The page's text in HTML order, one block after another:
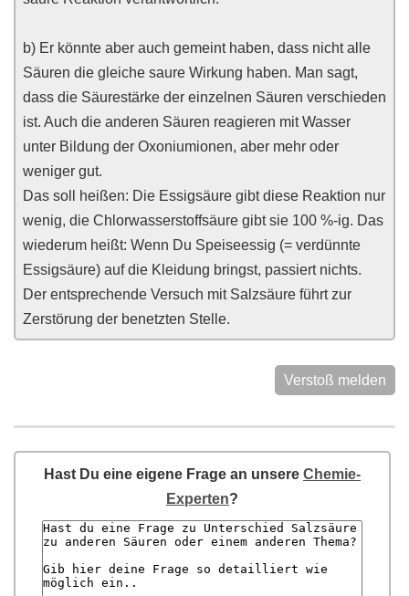
b) Er könnte aber auch gemeint haben, dass nicht alle
Säuren die gleiche saure Wirkung haben. Man sagt,
dass die Säurestärke der einzelnen Säuren verschieden
ist. Auch die anderen Säuren reagieren mit Wasser
unter Bildung der Oxoniumionen, aber mehr oder
weniger gut.
Das soll heißen: Die Essigsäure gibt diese Reaktion nur
wenig, die Chlorwasserstoffsäure gibt sie 100 %-ig. Das
wiederum heißt: Wenn Du Speiseessig (= verdünnte
Essigsäure) auf die Kleidung bringst, passiert nichts.
Der entsprechende Versuch mit Salzsäure führt zur
Zerstörung der benetzten Stelle.
Verstoß melden
Hast Du eine eigene Frage an unsere Chemie-
Experten?